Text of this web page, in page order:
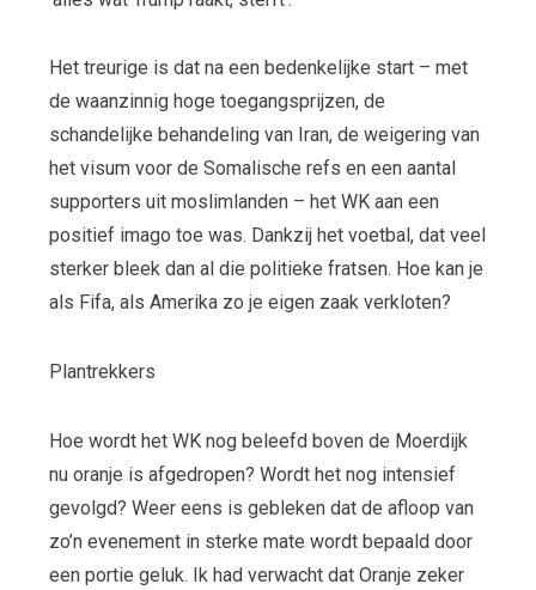
Het treurige is dat na een bedenkelijke start – met
de waanzinnig hoge toegangsprijzen, de
schandelijke behandeling van Iran, de weigering van
het visum voor de Somalische refs en een aantal
supporters uit moslimlanden – het WK aan een
positief imago toe was. Dankzij het voetbal, dat veel
sterker bleek dan al die politieke fratsen. Hoe kan je
als Fifa, als Amerika zo je eigen zaak verkloten?
Plantrekkers
Hoe wordt het WK nog beleefd boven de Moerdijk
nu oranje is afgedropen? Wordt het nog intensief
gevolgd? Weer eens is gebleken dat de afloop van
zo’n evenement in sterke mate wordt bepaald door
een portie geluk. Ik had verwacht dat Oranje zeker